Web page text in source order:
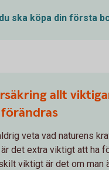
ska köpa din första
allt
veta vad naturens
det extra viktigt att ha
viktigt är det om man